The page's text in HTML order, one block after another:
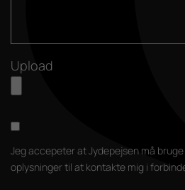
Upload
Jeg accepeter at Jydepejsen må
oplysninger til at kontakte mig i